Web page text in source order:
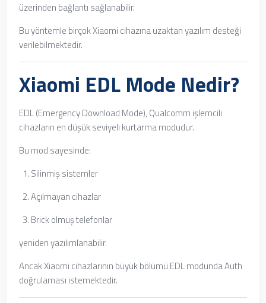
üzerinden bağlantı sağlanabilir.
Bu yöntemle birçok Xiaomi cihazına uzaktan yazılım desteği
verilebilmektedir.
Xiaomi EDL Mode Nedir?
EDL (Emergency Download Mode), Qualcomm işlemcili
cihazların en düşük seviyeli kurtarma modudur.
Bu mod sayesinde:
Silinmiş sistemler
Açılmayan cihazlar
Brick olmuş telefonlar
yeniden yazılımlanabilir.
Ancak Xiaomi cihazlarının büyük bölümü EDL modunda Auth
doğrulaması istemektedir.